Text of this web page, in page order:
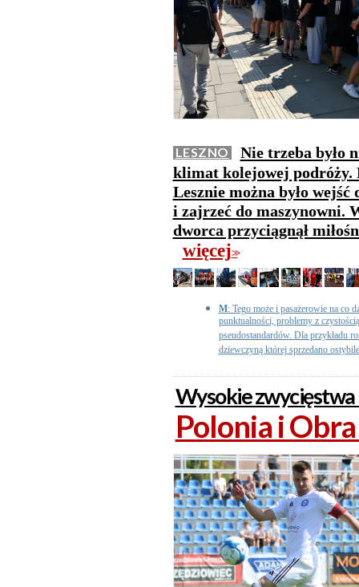
LESZNO
Nie trzeba było
klimat kolejowej podróży.
Lesznie można było
i zajrzeć do maszynowni.
dworca przyciągnął
więcej>>
M: Tego może i pasażerowie na co
punktualności, problemy z
pseudostandardów. Dla przykładu
dziewczyną której sprzedano
Wysokie zwycięstwa
Polonia i